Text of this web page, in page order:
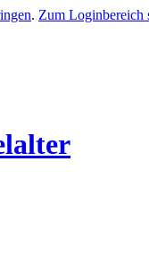
. Zum Loginbereich